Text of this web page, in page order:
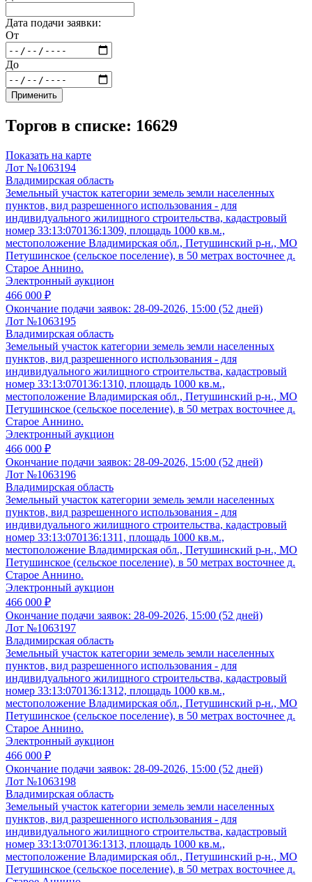
Дата подачи заявки:
От
До
Применить
Торгов в списке: 16629
Показать на карте
Лот №1063194
Владимирская область
Земельный участок категории земель земли населенных
пунктов, вид разрешенного использования - для
индивидуального жилищного строительства, кадастровый
номер 33:13:070136:1309, площадь 1000 кв.м.,
местоположение Владимирская обл., Петушинский р-н., МО
Петушинское (сельское поселение), в 50 метрах восточнее д.
Старое Аннино.
Электронный аукцион
466 000 ₽
Окончание подачи заявок: 28-09-2026, 15:00 (52 дней)
Лот №1063195
Владимирская область
Земельный участок категории земель земли населенных
пунктов, вид разрешенного использования - для
индивидуального жилищного строительства, кадастровый
номер 33:13:070136:1310, площадь 1000 кв.м.,
местоположение Владимирская обл., Петушинский р-н., МО
Петушинское (сельское поселение), в 50 метрах восточнее д.
Старое Аннино.
Электронный аукцион
466 000 ₽
Окончание подачи заявок: 28-09-2026, 15:00 (52 дней)
Лот №1063196
Владимирская область
Земельный участок категории земель земли населенных
пунктов, вид разрешенного использования - для
индивидуального жилищного строительства, кадастровый
номер 33:13:070136:1311, площадь 1000 кв.м.,
местоположение Владимирская обл., Петушинский р-н., МО
Петушинское (сельское поселение), в 50 метрах восточнее д.
Старое Аннино.
Электронный аукцион
466 000 ₽
Окончание подачи заявок: 28-09-2026, 15:00 (52 дней)
Лот №1063197
Владимирская область
Земельный участок категории земель земли населенных
пунктов, вид разрешенного использования - для
индивидуального жилищного строительства, кадастровый
номер 33:13:070136:1312, площадь 1000 кв.м.,
местоположение Владимирская обл., Петушинский р-н., МО
Петушинское (сельское поселение), в 50 метрах восточнее д.
Старое Аннино.
Электронный аукцион
466 000 ₽
Окончание подачи заявок: 28-09-2026, 15:00 (52 дней)
Лот №1063198
Владимирская область
Земельный участок категории земель земли населенных
пунктов, вид разрешенного использования - для
индивидуального жилищного строительства, кадастровый
номер 33:13:070136:1313, площадь 1000 кв.м.,
местоположение Владимирская обл., Петушинский р-н., МО
Петушинское (сельское поселение), в 50 метрах восточнее д.